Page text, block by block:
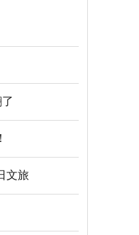
文旅